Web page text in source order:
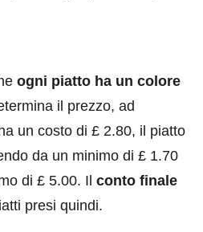
ogni piatto ha un colore
il prezzo, ad
un costo di £ 2.80, il piatto
da un minimo di £ 1.70
di £ 5.00. Il conto finale
presi quindi.